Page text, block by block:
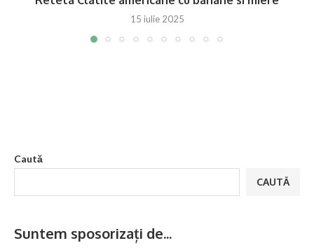
15 iulie 2025
Caută
CAUTĂ
Suntem sposorizați de...